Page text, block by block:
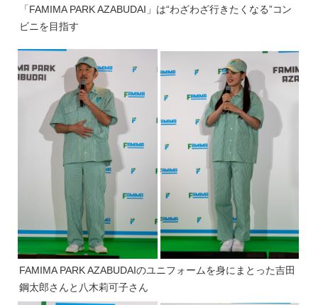
「FAMIMA PARK AZABUDAI」は“わざわざ行きたくなる”コン
ビニを目指す
FAMIMA PARK AZABUDAIのユニフォームを身にまとった吉田
鋼太郎さんと八木莉可子さん